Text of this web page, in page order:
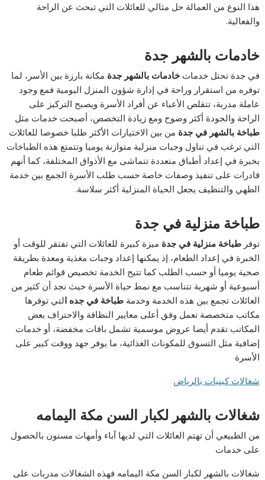
هذا النوع من العمالة حل مثالي للعائلات التي تبحث عن الراحة
والفعالية.
خادمات بالشهر جدة
في جدة تحتل خدماتخادمات بالشهر جدة مكانة بارزة بين الأسر، لما
توفره من استقرار وراحة في إدارة شؤون المنزل اليومية فمع وجود
عاملة مدربة، تتقلص الأعباء عن أفراد الأسرة ويصبح التركيز على
الراحة والجودة أكثر وضوح ومع زيادة التخصص، أصبحت خدمات مثل
طباخة بالشهر في جدة من بين الاختيارات الأكثر طلبا خصوصا للعائلات
التي ترغب في تناول وجبات منزلية متوازنة يوميا وتتمتع هذه الطباخات
بخبرة في إعداد أطباق متعددة تتماشى مع الأذواق المختلفة، كما أنهم
قادرات على تنفيذ وصفات خاصة حسب طلب الأسرة الجمع بين خدمة
الطهي والتنظيف يجعل الحياة المنزلية أكثر سلاسة.
طباخة منزلية في جدة
توفرطباخة منزلية في جدة ميزة كبيرة للعائلات التي تفتقر للوقت أو
الخبرة في إعداد الطعام، إذ يمكنها إعداد وجبات مغذية ومعدة بطريقة
صحية يوميا أو حسب الطلب كما تتيح الخدمة تخصيص قوائم طعام
أسبوعية أو شهرية تتناسب مع نمط حياة الأسرة حيث نجد أن كثير من
العائلات تجمع بين هذه الخدمة وخدمةطباخة في جده التي توفرها
مكاتب متخصصة تعمل وفق أعلى معايير النظافة والاحتراف بعض
المكاتب تقدم أيضا عروض موسمية تشمل باقات مخفضة، أو خدمات
إضافية مثل التسوق للمكونات الغذائية، ما يوفر جهد ووقت كبير على
الأسرة
شغالات كينيات بالرياض
شغالات بالشهر لكبار السن مكة اليمامه
من الطبيعي أن تهتم العائلات التي لديها آباء وأمهات مسنون بالحصول
على خدمات
شغالات بالشهر لكبار السن مكة اليمامه فهذه الشغالات مدربات على